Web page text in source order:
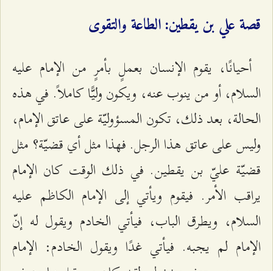
قصة علي بن يقطين: الطاعة والتقوى
أحيانًا، يقوم الإنسان بعملٍ بأمرٍ من الإمام عليه
السلام، أو من ينوب عنه، ويكون وليًّا كاملاً. في هذه
الحالة، بعد ذلك، تكون المسؤوليّة على عاتق الإمام،
وليس على عاتق هذا الرجل. فهذا مثل أي قضيّة؟ مثل
قضيّة عليّ بن يقطين. في ذلك الوقت كان الإمام
يراقب الأمر. فيقوم ويأتي إلى الإمام الكاظم عليه
السلام، ويطرق الباب، فيأتي الخادم ويقول له إنّ
الإمام لم يجبه. فيأتي غدًا ويقول الخادم: الإمام